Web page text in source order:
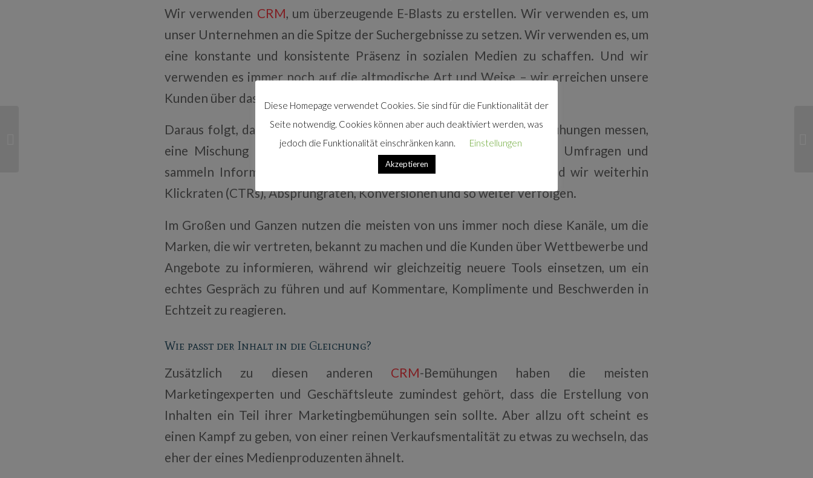
Wir verwenden CRM, um überzeugende E-Blasts zu erstellen. Wir verwenden es, um
unser Unternehmen an die Spitze der Suchergebnisse zu setzen. Wir verwenden es, um
eine konstante und konsistente Präsenz in sozialen Medien zu schaffen. Und wir
verwenden es immer noch auf die altmodische Art und Weise – wir erreichen unsere
Kunden über das Telefon und durch Direktwerbung.
Daraus folgt, dass auch die Art und Weise, wie wir unsereCRM-Bemühungen messen,
eine Mischung aus alt und neu ist. Wir analysieren dieDaten
aus Umfragen und
sammeln Informationen darüber, wie wir gefunden werden, während wir weiterhin
Klickraten (CTRs), Absprungraten, Konversionen und so weiter verfolgen.
Im Großen und Ganzen nutzen die meisten von uns immer noch diese Kanäle, um die
Marken, die wir vertreten, bekannt zu machen und die Kunden über Wettbewerbe und
Angebote zu informieren, während wir gleichzeitig neuere Tools einsetzen, um ein
echtes Gespräch zu führen und auf Kommentare, Komplimente und Beschwerden in
Echtzeit zu reagieren.
Wie passt der Inhalt in die Gleichung?
Zusätzlich zu diesen anderen CRM-Bemühungen haben die meisten
Marketingexperten und Geschäftsleute zumindest gehört, dass die Erstellung von
Inhalten ein Teil ihrer Marketingbemühungen sein sollte. Aber allzu oft scheint es
einen Kampf zu geben, von einer reinen Verkaufsmentalität zu etwas zu wechseln, das
eher der eines Medienproduzenten ähnelt.
Diese Homepage verwendet Cookies. Sie sind für die Funktionalität der
Seite notwendig. Cookies können aber auch deaktiviert werden, was
jedoch die Funktionalität einschränken kann.
Einstellungen
Akzeptieren